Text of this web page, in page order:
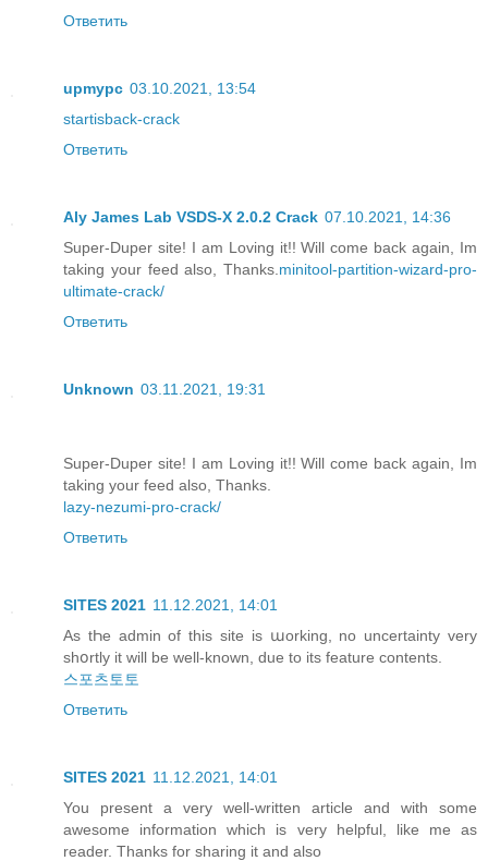
Ответить
upmypc 03.10.2021, 13:54
startisback-crack
Ответить
Aly James Lab VSDS-X 2.0.2 Crack 07.10.2021, 14:36
Super-Duper site! I am Loving it!! Will come back again, Im
taking your feed also, Thanks. minitool-partition-wizard-pro-
ultimate-crack/
Ответить
Unknown 03.11.2021, 19:31
Super-Duper site! I am Loving it!! Will come back again, Im
taking your feed also, Thanks.
lazy-nezumi-pro-crack/
Ответить
SITES 2021 11.12.2021, 14:01
Аs tҺe аdmin of this site іs աorking, no uncertainty very
shօrtly іt will be well-known, due to its feature contents.
스포츠토토
Ответить
SITES 2021 11.12.2021, 14:01
You present a very well-written article and with some
awesome information which is very helpful, like me as
reader. Thanks for sharing it and also